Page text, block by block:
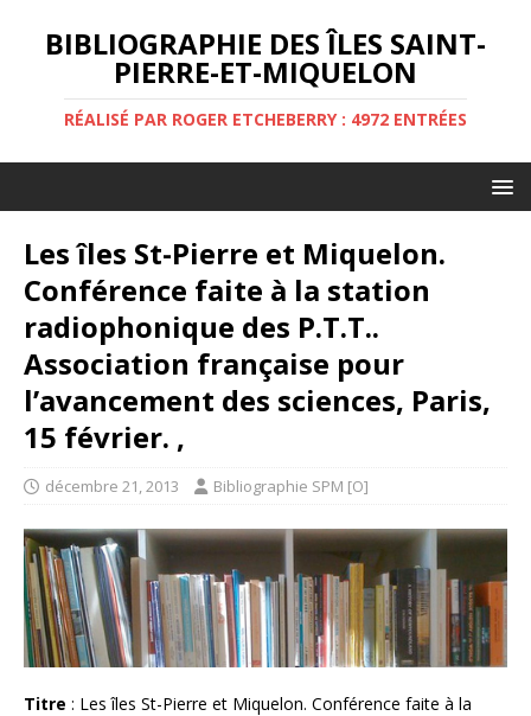
BIBLIOGRAPHIE DES ÎLES SAINT-
PIERRE-ET-MIQUELON
RÉALISÉ PAR ROGER ETCHEBERRY : 4972 ENTRÉES
Les îles St-Pierre et Miquelon.
Conférence faite à la station
radiophonique des P.T.T..
Association française pour
l’avancement des sciences, Paris,
15 février. ,
décembre 21, 2013 Bibliographie SPM [O]
Titre : Les îles St-Pierre et Miquelon. Conférence faite à la